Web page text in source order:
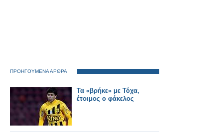
ΠΡΟΗΓΟΥΜΕΝΑ ΑΡΘΡΑ
Τα «βρήκε» με Τόχα,
έτοιμος ο φάκελος